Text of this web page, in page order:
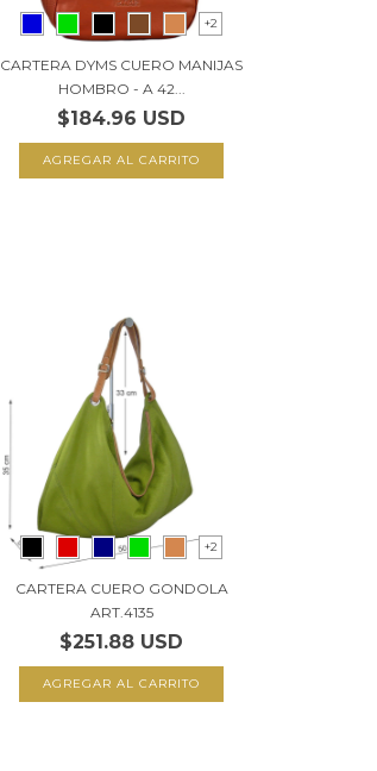
+2
CARTERA DYMS CUERO MANIJAS
HOMBRO - A 42...
$184.96 USD
AGREGAR AL CARRITO
+2
CARTERA CUERO GONDOLA
ART.4135
$251.88 USD
AGREGAR AL CARRITO